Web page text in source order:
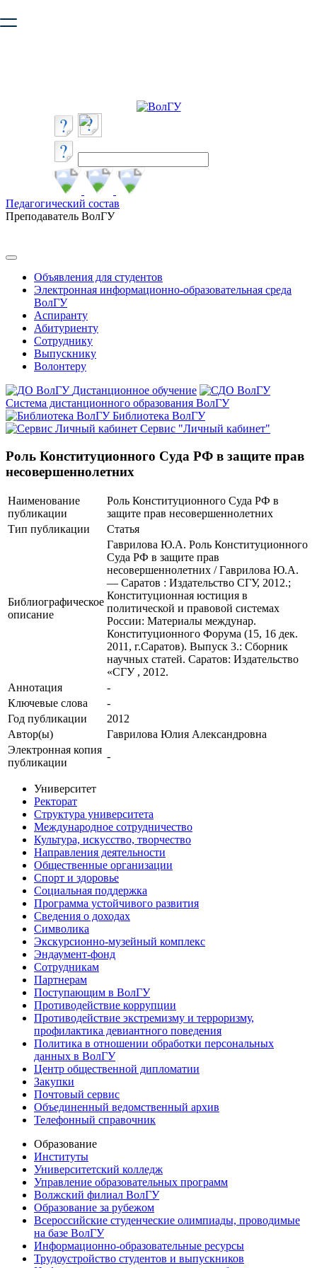
безопасную работу с сайтом. Пожалуйста
Педагогический состав
Преподаватель ВолГУ
Объявления для студентов
Электронная информационно-образовательная среда
ВолГУ
Аспиранту
Абитуриенту
Сотруднику
Выпускнику
Волонтеру
Дистанционное обучение
Система дистанционного образования ВолГУ
Библиотека ВолГУ
Сервис "Личный кабинет"
Роль Конституционного Суда РФ в защите прав
несовершеннолетних
Наименование
публикации
Роль Конституционного Суда РФ в
защите прав несовершеннолетних
Тип публикации
Статья
Библиографическое
описание
Гаврилова Ю.А. Роль Конституционного
Суда РФ в защите прав
несовершеннолетних / Гаврилова Ю.А.
— Саратов : Издательство СГУ, 2012.;
Конституционная юстиция в
политической и правовой системах
России: Материалы междунар.
Конституционного Форума (15, 16 дек.
2011, г.Саратов). Выпуск 3.: Сборник
научных статей. Саратов: Издательство
«СГУ , 2012.
Аннотация
-
Ключевые cлова
-
Год публикации
2012
Автор(ы)
Гаврилова Юлия Александровна
Электронная копия
публикации
-
Университет
Ректорат
Структура университета
Международное сотрудничество
Культура, искусство, творчество
Направления деятельности
Общественные организации
Спорт и здоровье
Социальная поддержка
Программа устойчивого развития
Сведения о доходах
Символика
Экскурсионно-музейный комплекс
Эндаумент-фонд
Сотрудникам
Партнерам
Поступающим в ВолГУ
Противодействие коррупции
Противодействие экстремизму и терроризму,
профилактика девиантного поведения
Политика в отношении обработки персональных
данных в ВолГУ
Центр общественной дипломатии
Закупки
Почтовый сервис
Объединенный ведомственный архив
Телефонный справочник
Образование
Институты
Университетский колледж
Управление образовательных программ
Волжский филиал ВолГУ
Образование за рубежом
Всероссийские студенческие олимпиады, проводимые
на базе ВолГУ
Информационно-образовательные ресурсы
Трудоустройство студентов и выпускников